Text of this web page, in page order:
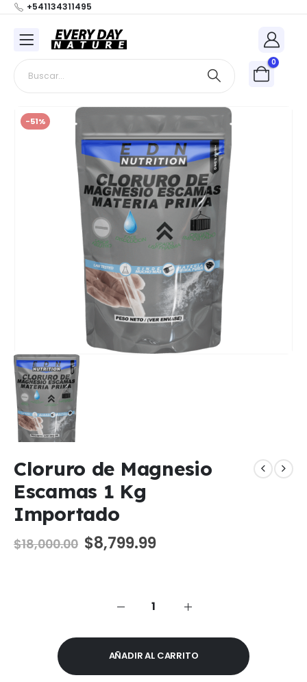
+541134311495
0
-51%
Cloruro de Magnesio
Escamas 1 Kg
Importado
$18,000.00 El
precio
$18,000.00.
$8,799.99El
$8,799.99.
AÑADIR AL CARRITO